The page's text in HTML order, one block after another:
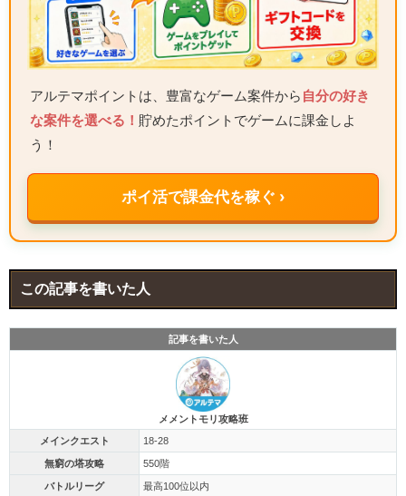
アルテマポイントは、豊富なゲーム案件から 自分の好き
な案件を選べる！ 貯めたポイントでゲームに課金しよ
う！
ポイ活で課金代を稼ぐ ›
この記事を書いた人
記事を書いた人
メメントモリ攻略班
メインクエスト 18-28
無窮の塔攻略 550階
バトルリーグ 最高100位以内